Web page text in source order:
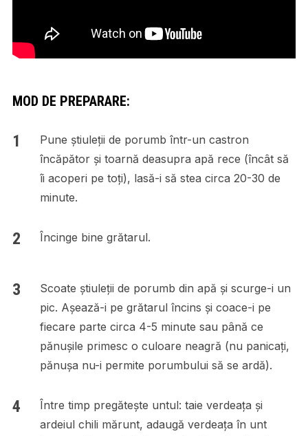
MOD DE PREPARARE:
Pune știuleții de porumb într-un castron
încăpător și toarnă deasupra apă rece (încât să
îi acoperi pe toți), lasă-i să stea circa 20-30 de
minute.
Încinge bine grătarul.
Scoate știuleții de porumb din apă și scurge-i un
pic. Așează-i pe grătarul încins și coace-i pe
fiecare parte circa 4-5 minute sau până ce
pănușile primesc o culoare neagră (nu panicați,
pănușa nu-i permite porumbului să se ardă).
Între timp pregătește untul: taie verdeața și
ardeiul chili mărunt, adaugă verdeața în unt